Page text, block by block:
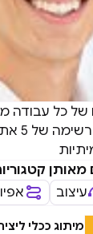
כל עבודה
עיצוב
מיתוג ככלי